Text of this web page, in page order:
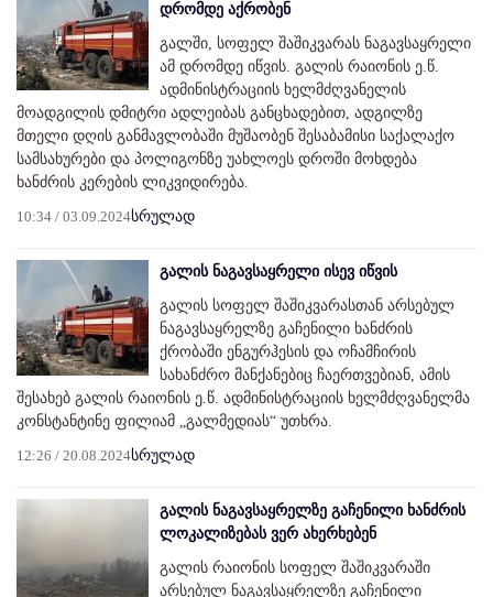
დრომდე აქრობენ
გალში, სოფელ შაშიკვარას ნაგავსაყრელი
ამ დრომდე იწვის. გალის რაიონის ე.წ.
ადმინისტრაციის ხელმძღვანელის
მოადგილის დმიტრი ადლეიბას განცხადებით, ადგილზე
მთელი დღის განმავლობაში მუშაობენ შესაბამისი საქალაქო
სამსახურები და პოლიგონზე უახლოეს დროში მოხდება
ხანძრის კერების ლიკვიდირება.
10:34 / 03.09.2024სრულად
გალის ნაგავსაყრელი ისევ იწვის
გალის სოფელ შაშიკვარასთან არსებულ
ნაგავსაყრელზე გაჩენილი ხანძრის
ქრობაში ენგურჰესის და ოჩამჩირის
სახანძრო მანქანებიც ჩაერთვებიან, ამის
შესახებ გალის რაიონის ე.წ. ადმინისტრაციის ხელმძღვანელმა
კონსტანტინე ფილიამ „გალმედიას“ უთხრა.
12:26 / 20.08.2024სრულად
გალის ნაგავსაყრელზე გაჩენილი ხანძრის
ლოკალიზებას ვერ ახერხებენ
გალის რაიონის სოფელ შაშიკვარაში
არსებულ ნაგავსაყრელზე გაჩენილი